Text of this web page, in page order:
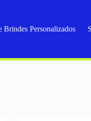
Brindes Personalizados